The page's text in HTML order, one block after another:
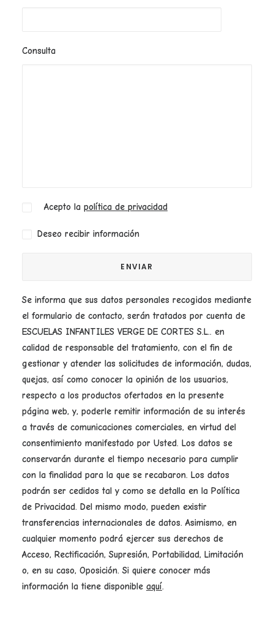
Consulta
Acepto la política de privacidad
Deseo recibir información
Se informa que sus datos personales recogidos mediante
el formulario de contacto, serán tratados por cuenta de
ESCUELAS INFANTILES VERGE DE CORTES S.L.. en
calidad de responsable del tratamiento, con el fin de
gestionar y atender las solicitudes de información, dudas,
quejas, así como conocer la opinión de los usuarios,
respecto a los productos ofertados en la presente
página web, y, poderle remitir información de su interés
a través de comunicaciones comerciales, en virtud del
consentimiento manifestado por Usted. Los datos se
conservarán durante el tiempo necesario para cumplir
con la finalidad para la que se recabaron. Los datos
podrán ser cedidos tal y como se detalla en la Política
de Privacidad. Del mismo modo, pueden existir
transferencias internacionales de datos. Asimismo, en
cualquier momento podrá ejercer sus derechos de
Acceso, Rectificación, Supresión, Portabilidad, Limitación
o, en su caso, Oposición. Si quiere conocer más
información la tiene disponible aquí.